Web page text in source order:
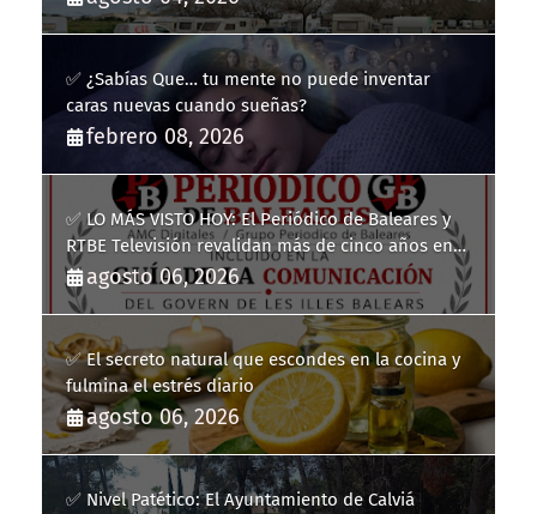
✅ ¿Sabías Que… tu mente no puede inventar
caras nuevas cuando sueñas?
febrero 08, 2026
✅ LO MÁS VISTO HOY: El Periódico de Baleares y
RTBE Televisión revalidan más de cinco años en
la Guía de la Comunicación del Govern de les Illes
Balears
agosto 06, 2026
✅ El secreto natural que escondes en la cocina y
fulmina el estrés diario
agosto 06, 2026
✅ Nivel Patético: El Ayuntamiento de Calviá